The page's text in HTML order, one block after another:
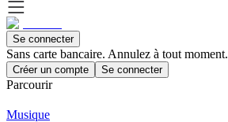
Se connecter
Sans carte bancaire. Annulez à tout moment.
Créer un compte Se connecter
Parcourir
Musique